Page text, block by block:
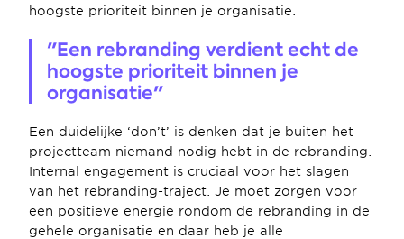
hoogste prioriteit binnen je organisatie.
"Een rebranding verdient echt de
hoogste prioriteit binnen je
organisatie"
Een duidelijke ‘don’t’ is denken dat je buiten het
projectteam niemand nodig hebt in de rebranding.
Internal engagement is cruciaal voor het slagen
van het rebranding-traject. Je moet zorgen voor
een positieve energie rondom de rebranding in de
gehele organisatie en daar heb je alle